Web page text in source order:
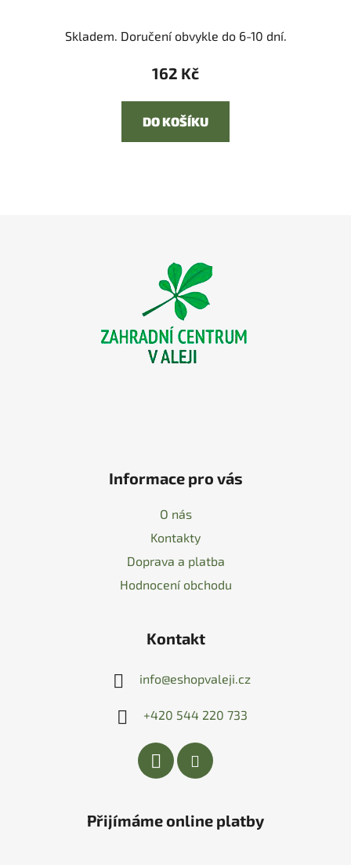
Skladem. Doručení obvykle do 6-10 dní.
162 Kč
DO KOŠÍKU
Informace pro vás
O nás
Kontakty
Doprava a platba
Hodnocení obchodu
Kontakt
info@eshopvaleji.cz
+420 544 220 733
Přijímáme online platby